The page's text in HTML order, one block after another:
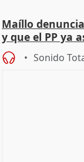
Maíllo
y que el PP ya
Sonido